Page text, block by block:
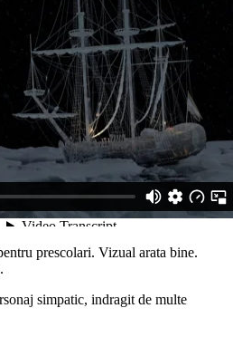
prescolari. Vizual arata bine.
simpatic, indragit de multe